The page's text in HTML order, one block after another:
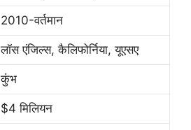
2010-वर्तमान
लॉस एंजिल्स, कैलिफोर्निया, यूएसए
कुंभ
$4 मिलियन